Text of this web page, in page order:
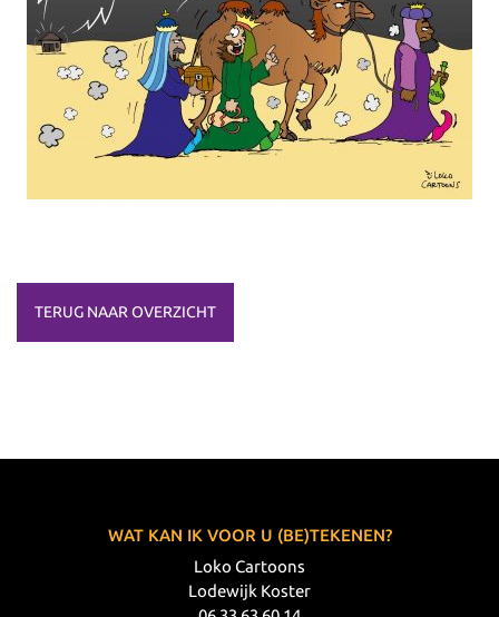
TERUG NAAR OVERZICHT
WAT KAN IK VOOR U (BE)TEKENEN?
Loko Cartoons
Lodewijk Koster